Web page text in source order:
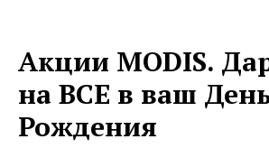
Акции MODIS.
на ВСЕ в ваш
Рождения